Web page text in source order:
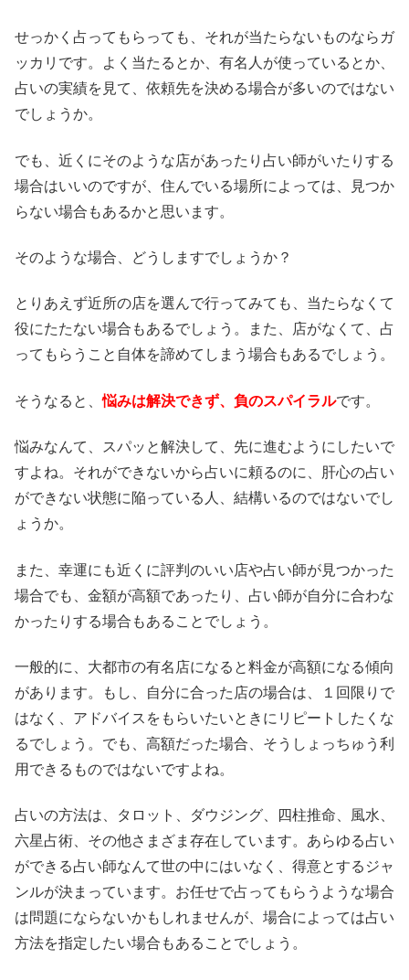
せっかく占ってもらっても、それが当たらないものならガ
ッカリです。よく当たるとか、有名人が使っているとか、
占いの実績を見て、依頼先を決める場合が多いのではない
でしょうか。
でも、近くにそのような店があったり占い師がいたりする
場合はいいのですが、住んでいる場所によっては、見つか
らない場合もあるかと思います。
そのような場合、どうしますでしょうか？
とりあえず近所の店を選んで行ってみても、当たらなくて
役にたたない場合もあるでしょう。また、店がなくて、占
ってもらうこと自体を諦めてしまう場合もあるでしょう。
そうなると、悩みは解決できず、負のスパイラルです。
悩みなんて、スパッと解決して、先に進むようにしたいで
すよね。それができないから占いに頼るのに、肝心の占い
ができない状態に陥っている人、結構いるのではないでし
ょうか。
また、幸運にも近くに評判のいい店や占い師が見つかった
場合でも、金額が高額であったり、占い師が自分に合わな
かったりする場合もあることでしょう。
一般的に、大都市の有名店になると料金が高額になる傾向
があります。もし、自分に合った店の場合は、１回限りで
はなく、アドバイスをもらいたいときにリピートしたくな
るでしょう。でも、高額だった場合、そうしょっちゅう利
用できるものではないですよね。
占いの方法は、タロット、ダウジング、四柱推命、風水、
六星占術、その他さまざま存在しています。あらゆる占い
ができる占い師なんて世の中にはいなく、得意とするジャ
ンルが決まっています。お任せで占ってもらうような場合
は問題にならないかもしれませんが、場合によっては占い
方法を指定したい場合もあることでしょう。